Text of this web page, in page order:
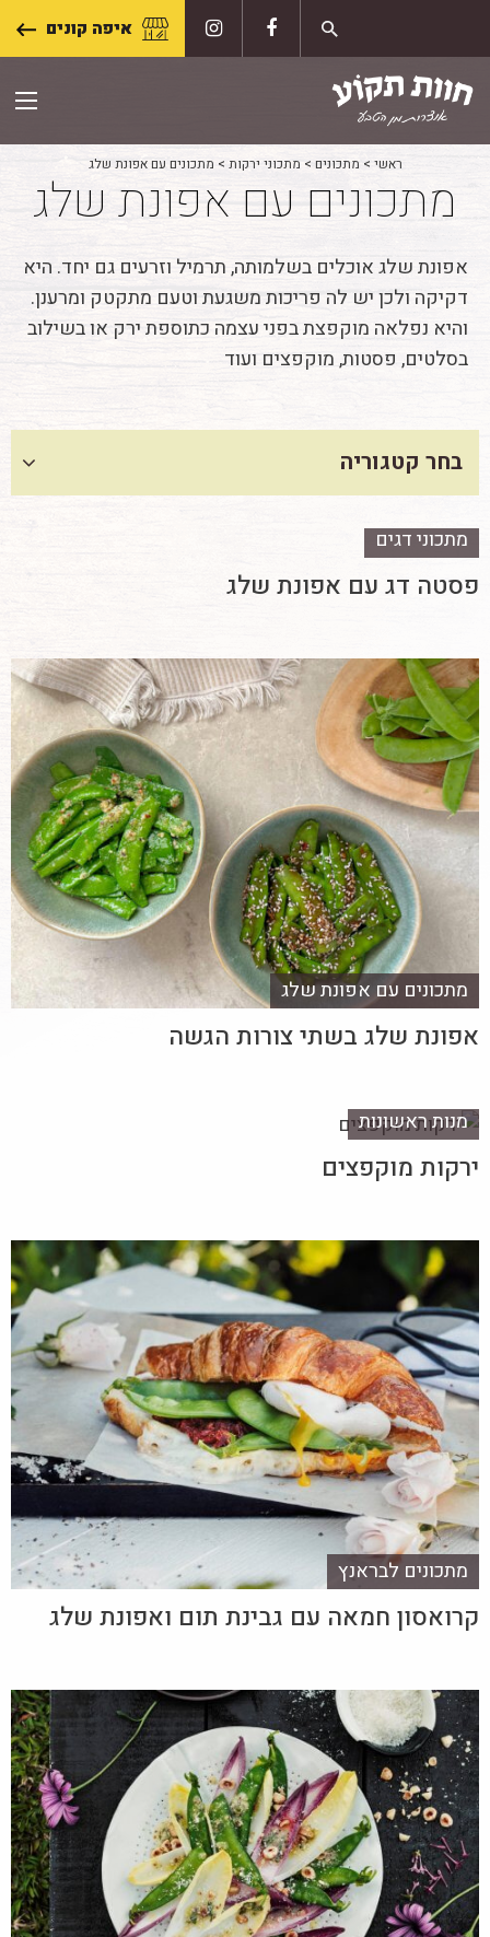
content
איפה קונים
ראשי > מתכונים > מתכוני ירקות > מתכונים עם אפונת שלג
מתכונים עם אפונת שלג
אפונת שלג אוכלים בשלמותה, תרמיל וזרעים גם יחד. היא
דקיקה ולכן יש לה פריכות משגעת וטעם מתקטק ומרענן.
והיא נפלאה מוקפצת בפני עצמה כתוספת ירק או בשילוב
בסלטים, פסטות, מוקפצים ועוד
בחר קטגוריה
מתכוני דגים
פסטה דג עם אפונת שלג
מתכונים עם אפונת שלג
אפונת שלג בשתי צורות הגשה
מנות ראשונות
ירקות מוקפצים
מתכונים לבראנץ
קרואסון חמאה עם גבינת תום ואפונת שלג